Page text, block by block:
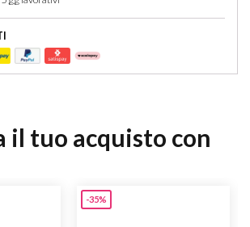
il tuo acquisto con
-35%